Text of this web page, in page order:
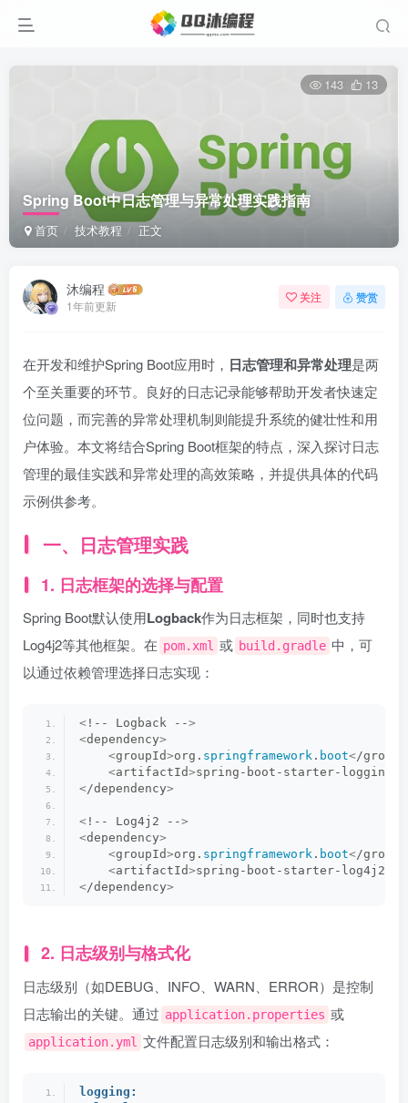
Spring Boot中日志管理与异常处理实践指南
首页 技术教程 正文
143 13
沐编程
1年前更新
关注 赞赏
在开发和维护Spring Boot应用时， 日志管理和异常处理是两
个至关重要的环节。良好的日志记录能够帮助开发者快速定
位问题，而完善的异常处理机制则能提升系统的健壮性和用
户体验。本文将结合Spring Boot框架的特点，深入探讨日志
管理的最佳实践和异常处理的高效策略，并提供具体的代码
示例供参考。
一、日志管理实践
1. 日志框架的选择与配置
Spring Boot默认使用Logback作为日志框架，同时也支持
Log4j2等其他框架。在 pom.xml 或 build.gradle 中，可
以通过依赖管理选择日志实现：
< !-- Logback -->
<dependency>
<groupId>org. springframework . boot</
<artifactId>spring-boot-starter-logging
</dependency>
< !-- Log4j2 -->
<dependency>
<groupId>org. springframework . boot</
<artifactId>spring-boot-starter-log4j2
</dependency>
2. 日志级别与格式化
日志级别（如DEBUG、INFO、WARN、ERROR）是控制
日志输出的关键。通过 application.properties 或
application.yml 文件配置日志级别和输出格式：
logging: